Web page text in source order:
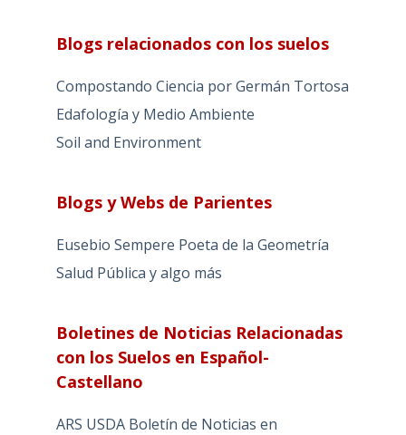
Blogs relacionados con los suelos
Compostando Ciencia por Germán Tortosa
Edafología y Medio Ambiente
Soil and Environment
Blogs y Webs de Parientes
Eusebio Sempere Poeta de la Geometría
Salud Pública y algo más
Boletines de Noticias Relacionadas
con los Suelos en Español-
Castellano
ARS USDA Boletín de Noticias en